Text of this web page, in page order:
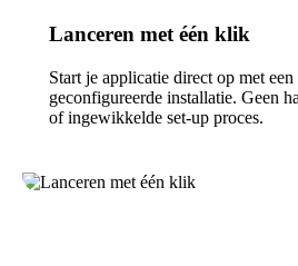
Lanceren met één klik
Start je applicatie direct op met
geconfigureerde installatie. Geen
of ingewikkelde set-up proces.